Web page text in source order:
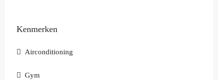
Kenmerken
Airconditioning
Gym